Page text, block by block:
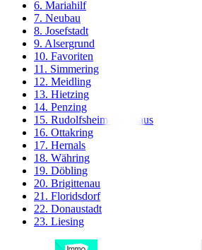
6. Mariahilf
7. Neubau
8. Josefstadt
9. Alsergrund
10. Favoriten
11. Simmering
12. Meidling
13. Hietzing
14. Penzing
15. Rudolfsheim-Fünfhaus
16. Ottakring
17. Hernals
18. Währing
19. Döbling
20. Brigittenau
21. Floridsdorf
22. Donaustadt
23. Liesing